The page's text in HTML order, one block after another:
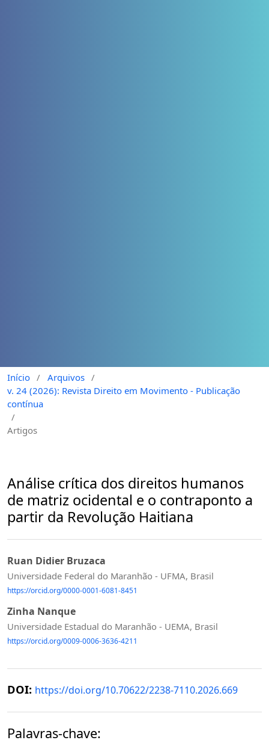
Início / Arquivos /
v. 24 (2026): Revista Direito em Movimento - Publicação
contínua
/
Artigos
Análise crítica dos direitos humanos
de matriz ocidental e o contraponto a
partir da Revolução Haitiana
Ruan Didier Bruzaca
Universidade Federal do Maranhão - UFMA, Brasil
https://orcid.org/0000-0001-6081-8451
Zinha Nanque
Universidade Estadual do Maranhão - UEMA, Brasil
https://orcid.org/0009-0006-3636-4211
DOI: https://doi.org/10.70622/2238-7110.2026.669
Palavras-chave: